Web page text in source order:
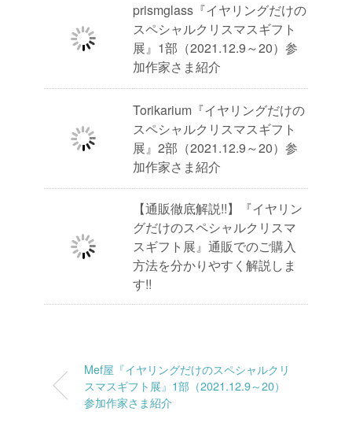
prismglass『イヤリングだけの
スペシャルクリスマスギフト
展』1部（2021.12.9～20）参
加作家さま紹介
Torikarium『イヤリングだけの
スペシャルクリスマスギフト
展』2部（2021.12.9～20）参
加作家さま紹介
【通販徹底解説!!】『イヤリン
グだけのスペシャルクリスマ
スギフト展』通販でのご購入
方法を分かりやすく解説しま
す!!
Mef屋『イヤリングだけのスペシャルクリ
スマスギフト展』1部（2021.12.9～20）
参加作家さま紹介